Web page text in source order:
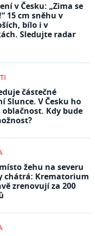
v Česku: „Zima se
15 cm sněhu v
bílo i v
Sledujte radar
částečné
Slunce. V Česku ho
Kdy bude
žehu na severu
chátrá: Krematorium
zrenovují za 200